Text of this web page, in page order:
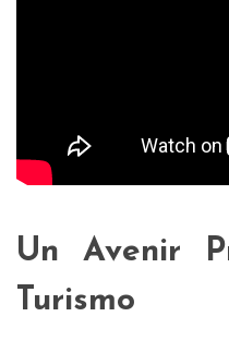
Un Avenir
Turismo